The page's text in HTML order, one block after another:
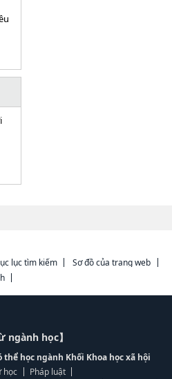
lục tìm kiếm
Sơ đồ của trang web
ngành học】
học ngành Khối Khoa học xã hội
học
Pháp luật